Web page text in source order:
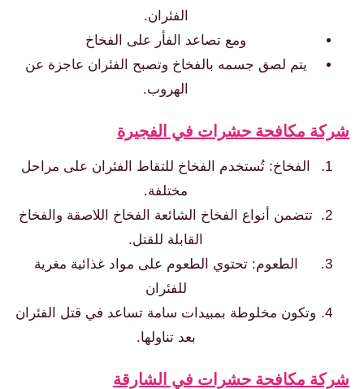
الفئران.
ومع تصاعد الفأر على الفخاخ
يتم لصق جسمه بالفخاخ وتصبح الفئران عاجزة عن
الهروب.
مكافحة حشرات في الفجيرة
الفخاخ: تُستخدم الفخاخ للتقاط الفئران على مراحل
مختلفة.
تتضمن أنواع الفخاخ الشائعة الفخاخ اللاصقة والفخاخ
القابلة للقتل.
الطعوم: تحتوي الطعوم على مواد غذائية مغرية
للفئران
وتكون مخلوطة بمبيدات سامة تساعد في قتل الفئران
بعد تناولها.
مكافحة حشرات في الشارقة